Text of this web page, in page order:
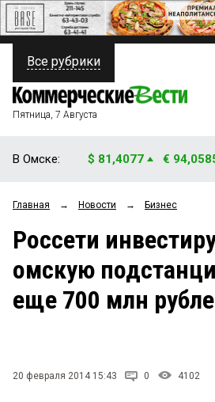
ПОЛИТИКА
ФИНАНСЫ
ОБЩЕСТВО
ЗАКОН
НОВОСТИ КОМПАНИЙ
Все рубрики
Пятница, 7 Августа
В Омске: $ 81,4077 €
Главная → Новости → Бизнес
Россети
омскую
еще 700 млн
20 февраля 2014 15:43 0 4102